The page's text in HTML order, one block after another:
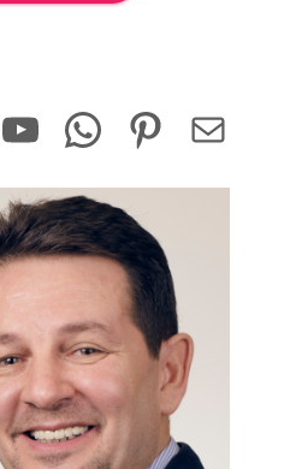
YouTube WhatsApp Pinterest Mail